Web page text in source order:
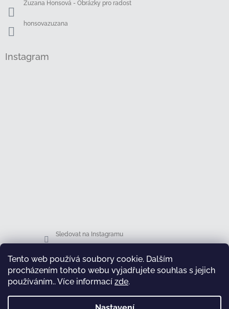
Tento web používá soubory cookie. Dalším
procházením tohoto webu vyjadřujete souhlas s jejich
používáním.. Více informací zde.
Zuzana Honsová - Obrázky pro radost
honsovazuzana
Instagram
Sledovat na Instagramu
Facebook